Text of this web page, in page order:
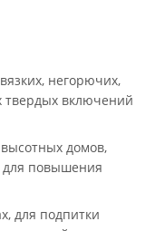
негорючих,
твердых включений
домов,
для повышения
для подпитки